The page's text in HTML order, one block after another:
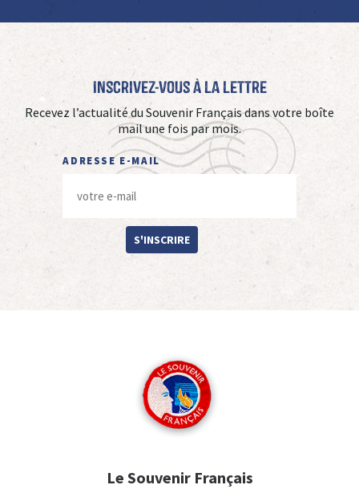
Inscrivez-vous à La Lettre
Recevez l’actualité du Souvenir Français dans votre boîte
mail une fois par mois.
ADRESSE E-MAIL
S'INSCRIRE
Le Souvenir Français